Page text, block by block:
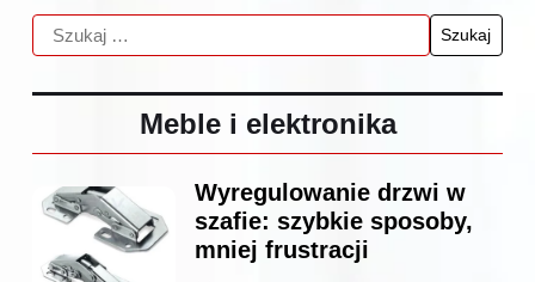
Meble i elektronika
Wyregulowanie drzwi w
szafie: szybkie sposoby,
mniej frustracji